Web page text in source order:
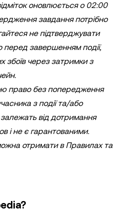
оновлюється о 02:00
завдання потрібно
не підтверджувати
завершенням події,
збоїв через затримки з
право без попередження
з події та/або
залежать від дотримання
і не є гарантованими.
отримати в Правилах та